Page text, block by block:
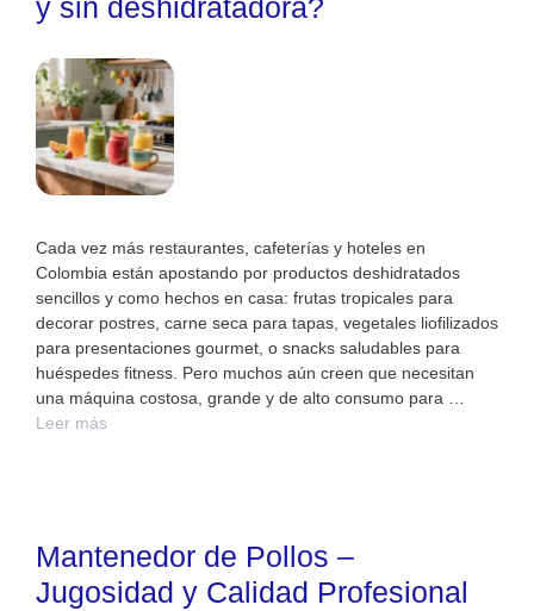
Cada vez más restaurantes, cafeterías y hoteles en
Colombia están apostando por productos deshidratados
sencillos y como hechos en casa: frutas tropicales para
decorar postres, carne seca para tapas, vegetales liofilizados
para presentaciones gourmet, o snacks saludables para
huéspedes fitness. Pero muchos aún creen que necesitan
una máquina costosa, grande y de alto consumo para …
Leer más
Mantenedor de Pollos –
Jugosidad y Calidad Profesional